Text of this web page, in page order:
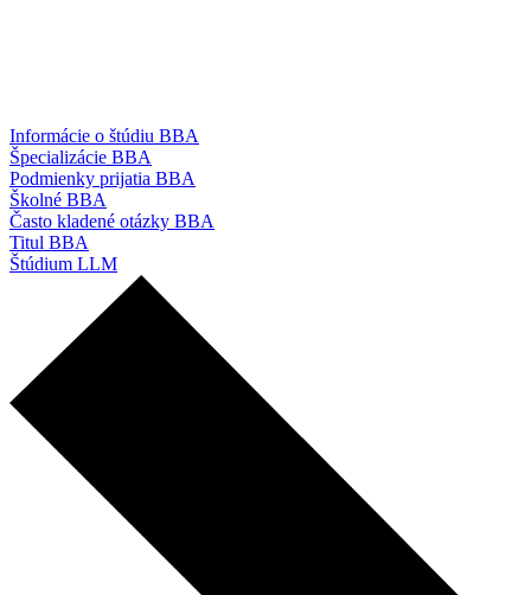
Informácie o štúdiu BBA
Špecializácie BBA
Podmienky prijatia BBA
Školné BBA
Často kladené otázky BBA
Titul BBA
Štúdium LLM